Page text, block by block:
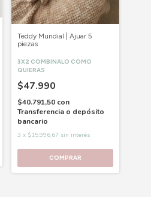
Teddy Mundial | Ajuar 5
piezas
3X2 COMBINALO COMO
QUIERAS
$47.990
$40.791,50 con
Transferencia o depósito
bancario
3 x $15.996,67 sin interés
COMPRAR